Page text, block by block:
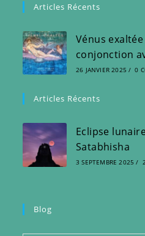
Articles Récents
Vénus
conjonction
26 JANVIER 2025 / 0
Articles Récents
Eclipse
Satabhisha
3 SEPTEMBRE 2025 /
Blog